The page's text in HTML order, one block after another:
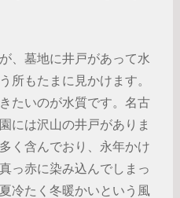
、墓地に井戸があって水
所もたまに見かけます。
たいのが水質です。名古
には沢山の井戸がありま
く含んでおり、永年かけ
っ赤に染み込んでしまっ
冷たく冬暖かいという風